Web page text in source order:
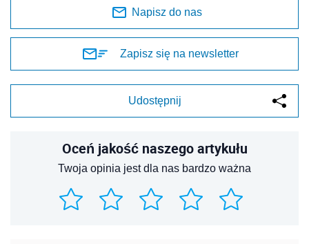
Napisz do nas
Zapisz się na newsletter
Udostępnij
Oceń jakość naszego artykułu
Twoja opinia jest dla nas bardzo ważna